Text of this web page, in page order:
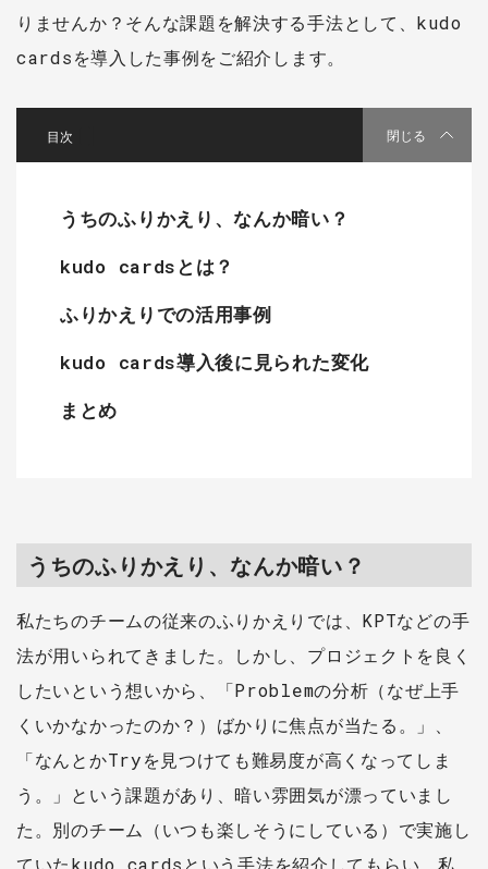
りませんか？そんな課題を解決する手法として、kudo
cardsを導入した事例をご紹介します。
閉じる
うちのふりかえり、なんか暗い？
kudo cardsとは？
ふりかえりでの活用事例
kudo cards導入後に見られた変化
まとめ
うちのふりかえり、なんか暗い？
私たちのチームの従来のふりかえりでは、KPTなどの手
法が用いられてきました。しかし、プロジェクトを良く
したいという想いから、「Problemの分析（なぜ上手
くいかなかったのか？）ばかりに焦点が当たる。」、
「なんとかTryを見つけても難易度が高くなってしま
う。」という課題があり、暗い雰囲気が漂っていまし
た。別のチーム（いつも楽しそうにしている）で実施し
ていたkudo cardsという手法を紹介してもらい、私